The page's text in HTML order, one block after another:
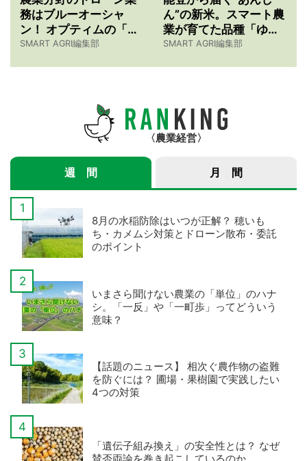
務はブルーオーシャ
ン！ オプティムの「ド
ローン農薬散布の仕事
SMART AGRI編集部
ん”の新米。スマート農
業が育てた品種「ゆめ
みづほ」物語 【令和7
SMART AGRI編集部
農業経営
週 間 月 間
8月の水稲防除はいつが正解？ 穂いも
ち・カメムシ対策とドローン散布・委託
のポイント
いまさら聞けない農業の「単位」のハナ
シ。「一反」や「一町歩」ってどういう
意味？
【話題のニュース】 相次ぐ農作物の盗難
を防ぐには？ 圃場・果樹園で実践したい
4つの対策
「遺伝子組み換え」の安全性とは？ なぜ